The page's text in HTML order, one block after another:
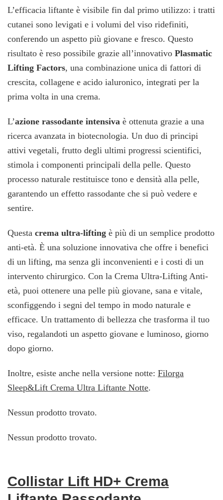
L’efficacia liftante è visibile fin dal primo utilizzo: i tratti
cutanei sono levigati e i volumi del viso ridefiniti,
conferendo un aspetto più giovane e fresco. Questo
risultato è reso possibile grazie all’innovativo Plasmatic
Lifting Factors, una combinazione unica di fattori di
crescita, collagene e acido ialuronico, integrati per la
prima volta in una crema.
L’azione rassodante intensiva è ottenuta grazie a una
ricerca avanzata in biotecnologia. Un duo di principi
attivi vegetali, frutto degli ultimi progressi scientifici,
stimola i componenti principali della pelle. Questo
processo naturale restituisce tono e densità alla pelle,
garantendo un effetto rassodante che si può vedere e
sentire.
Questa crema ultra-lifting è più di un semplice prodotto
anti-età. È una soluzione innovativa che offre i benefici
di un lifting, ma senza gli inconvenienti e i costi di un
intervento chirurgico. Con la Crema Ultra-Lifting Anti-
età, puoi ottenere una pelle più giovane, sana e vitale,
sconfiggendo i segni del tempo in modo naturale e
efficace. Un trattamento di bellezza che trasforma il tuo
viso, regalandoti un aspetto giovane e luminoso, giorno
dopo giorno.
Inoltre, esiste anche nella versione notte: Filorga
Sleep&Lift Crema Ultra Liftante Notte.
Nessun prodotto trovato.
Nessun prodotto trovato.
Collistar Lift HD+ Crema